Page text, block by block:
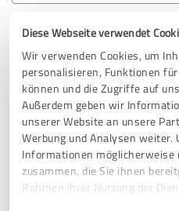
Diese Webseite verwendet
Wir verwenden Cookies, um
personalisieren, Funktionen
können und die Zugriffe auf
Außerdem geben wir
unserer Website an unsere
Werbung und Analysen
Informationen
zusammen, die Sie ihnen
Rahmen Ihrer Nutzung der
5,00 von 5
SEHR GUT
Die wichtigste Fortbildung
als Krankenschwester, habe
war aufregend, lustig,
informativ, menschlich,
wegweisend, realistisch und